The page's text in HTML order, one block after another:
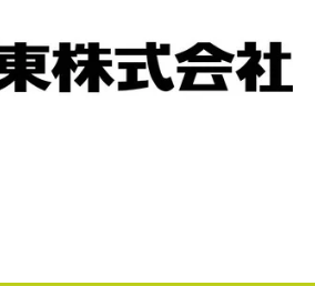
了予定が、家にあった予備の
差し替えてもらったので薄暗
ていただき頭の下がる思いで